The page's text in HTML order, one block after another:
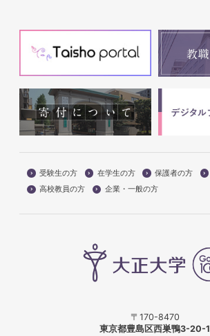
受験生の方 在学生の方 保護者の方
高校教員の方
企業・一般の方
〒170-8470
東京都豊島区西巣鴨3-20-1